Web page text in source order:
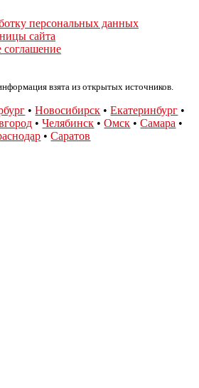
персональных данных
сайта
соглашение
взята из открытых источников.
•Новосибирск •Екатеринбург •
•Челябинск •Омск •Самара •
•Саратов